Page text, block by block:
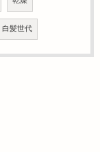
白髪世代